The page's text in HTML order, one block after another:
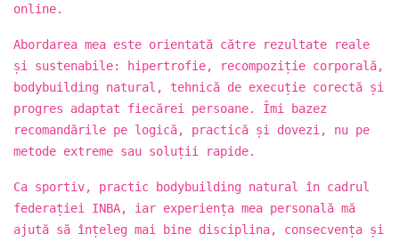
online.
Abordarea mea este orientată către rezultate reale
și sustenabile: hipertrofie, recompoziție corporală,
bodybuilding natural, tehnică de execuție corectă și
progres adaptat fiecărei persoane. Îmi bazez
recomandările pe logică, practică și dovezi, nu pe
metode extreme sau soluții rapide.
Ca sportiv, practic bodybuilding natural în cadrul
federației INBA, iar experiența mea personală mă
ajută să înțeleg mai bine disciplina, consecvența și